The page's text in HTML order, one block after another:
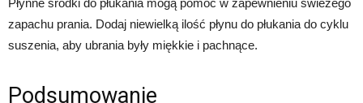
Płynne środki do płukania mogą pomóc w zapewnieniu świeżego
zapachu prania. Dodaj niewielką ilość płynu do płukania do cyklu
suszenia, aby ubrania były miękkie i pachnące.
Podsumowanie